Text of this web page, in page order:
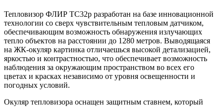
Тепловизор ФЛИР ТС32р разработан на базе инновационной
технологии со сверх чувствительным тепловым датчиком,
обеспечивающим возможность обнаружения излучающих
тепло объектов на расстоянии до 1280 метров. Выводящаяся
на ЖК-окуляр картинка отличаешься высокой детализацией,
яркостью и контрастностью, что обеспечивает возможность
наблюдения за окружающим пространством во всех его
цветах и красках независимо от уровня освещенности и
погодных условий.
Окуляр тепловизора оснащен защитным ставнем, который